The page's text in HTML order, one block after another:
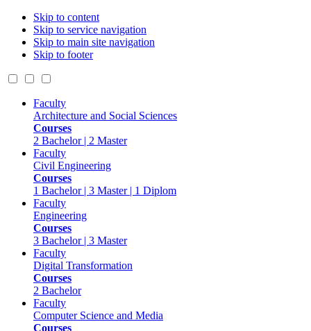
Skip to content
Skip to service navigation
Skip to main site navigation
Skip to footer
Faculty
Architecture and Social Sciences
Courses
2 Bachelor | 2 Master
Faculty
Civil Engineering
Courses
1 Bachelor | 3 Master | 1 Diplom
Faculty
Engineering
Courses
3 Bachelor | 3 Master
Faculty
Digital Transformation
Courses
2 Bachelor
Faculty
Computer Science and Media
Courses